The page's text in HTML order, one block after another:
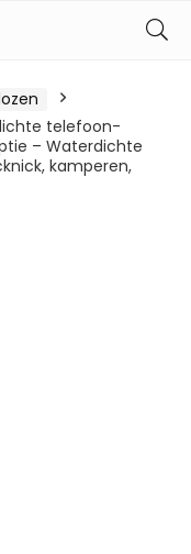
telefoon-
– Waterdichte
kamperen,